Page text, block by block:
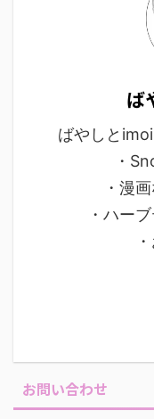
ば
ばやしと
・
・漫
・ハー
お問い合わせ